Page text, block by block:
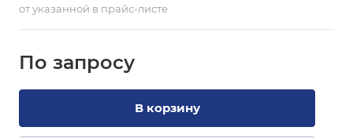
от указанной в прайс-листе
По запросу
В корзину